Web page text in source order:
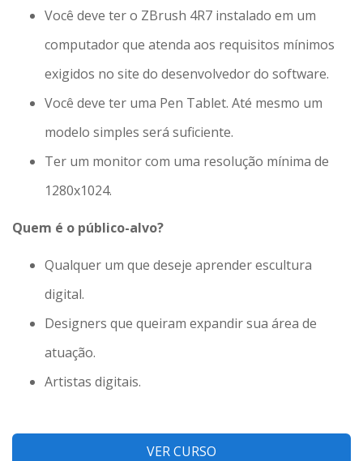
Você deve ter o ZBrush 4R7 instalado em um
computador que atenda aos requisitos mínimos
exigidos no site do desenvolvedor do software.
Você deve ter uma Pen Tablet. Até mesmo um
modelo simples será suficiente.
Ter um monitor com uma resolução mínima de
1280x1024.
Quem é o público-alvo?
Qualquer um que deseje aprender escultura
digital.
Designers que queiram expandir sua área de
atuação.
Artistas digitais.
VER CURSO